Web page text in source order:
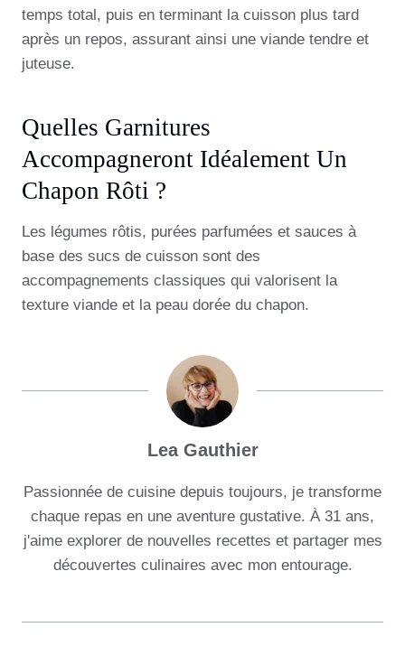
temps total, puis en terminant la cuisson plus tard
après un repos, assurant ainsi une viande tendre et
juteuse.
Quelles Garnitures
Accompagneront Idéalement Un
Chapon Rôti ?
Les légumes rôtis, purées parfumées et sauces à
base des sucs de cuisson sont des
accompagnements classiques qui valorisent la
texture viande et la peau dorée du chapon.
Lea Gauthier
Passionnée de cuisine depuis toujours, je transforme
chaque repas en une aventure gustative. À 31 ans,
j'aime explorer de nouvelles recettes et partager mes
découvertes culinaires avec mon entourage.